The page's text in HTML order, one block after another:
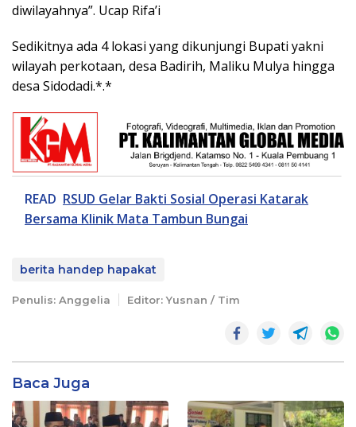
diwilayahnya”. Ucap Rifa’i
Sedikitnya ada 4 lokasi yang dikunjungi Bupati yakni
wilayah perkotaan, desa Badirih, Maliku Mulya hingga
desa Sidodadi.*.*
READ RSUD Gelar Bakti Sosial Operasi Katarak
Bersama Klinik Mata Tambun Bungai
berita handep hapakat
Penulis: Anggelia Editor: Yusnan / Tim
Baca Juga